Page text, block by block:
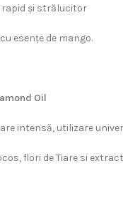
rapid și strălucitor
esențe de mango.
Oil
intensă, utilizare
flori de Tiare si